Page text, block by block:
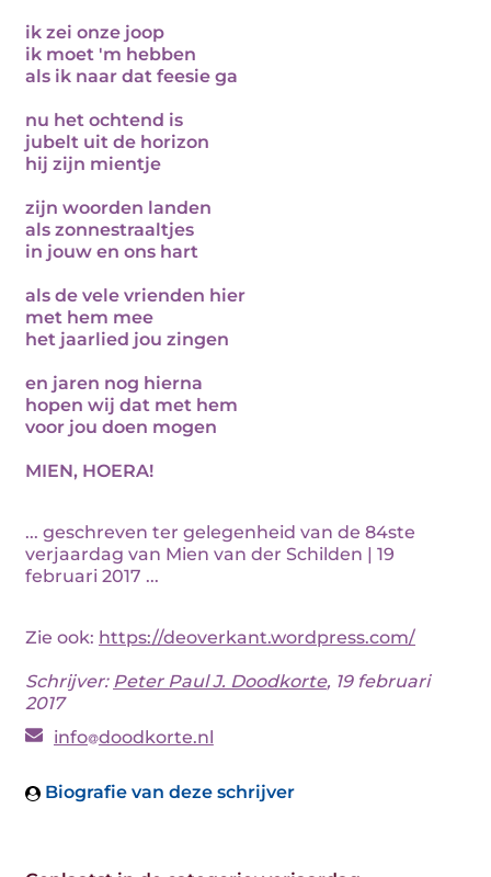
ik zei onze joop
ik moet 'm hebben
als ik naar dat feesie ga
nu het ochtend is
jubelt uit de horizon
hij zijn mientje
zijn woorden landen
als zonnestraaltjes
in jouw en ons hart
als de vele vrienden hier
met hem mee
het jaarlied jou zingen
en jaren nog hierna
hopen wij dat met hem
voor jou doen mogen
MIEN, HOERA!
... geschreven ter gelegenheid van de 84ste
verjaardag van Mien van der Schilden | 19
februari 2017 ...
Zie ook: https://deoverkant.wordpress.com/
Schrijver: Peter Paul J. Doodkorte, 19 februari
2017
info doodkorte.nl
Biografie van deze schrijver